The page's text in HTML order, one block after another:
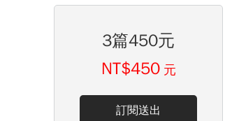
3篇450元
NT$450 元
訂閱送出